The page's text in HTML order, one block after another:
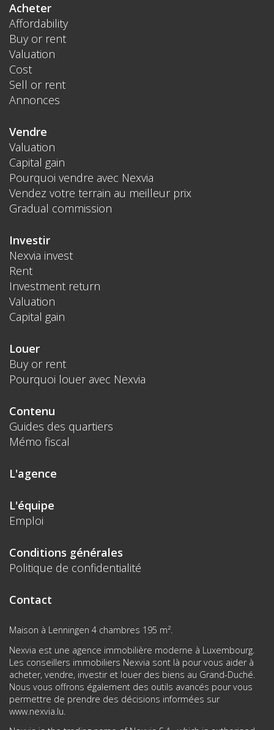
Acheter
Affordability
Buy or rent
Valuation
Cost
Sell or rent
Annonces
Vendre
Valuation
Capital gain
Pourquoi vendre avec Nexvia
Vendez votre terrain au meilleur prix
Gradual commission
Investir
Nexvia invest
Rent
Investment return
Valuation
Capital gain
Louer
Buy or rent
Pourquoi louer avec Nexvia
Contenu
Guides des quartiers
Mémo fiscal
L'agence
L'équipe
Emploi
Conditions générales
Politique de confidentialité
Contact
Maison à Lenningen 4 chambres 195 m².
Nexvia est une agence immobilière moderne à Luxembourg.
Les conseillers immobiliers Nexvia sont là pour vous aider à
acheter, vendre, investir et louer des biens au Grand-Duché.
Nous vous offrons également des outils avancés pour vous
permettre de prendre des décisions informées sur
www.nexvia.lu